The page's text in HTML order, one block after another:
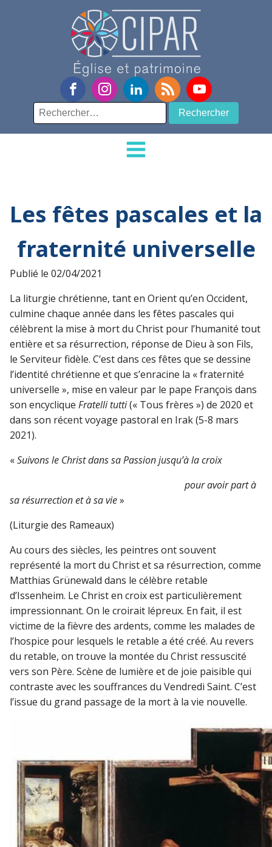
Rechercher :
Les fêtes pascales et la
fraternité universelle
Publié le 02/04/2021
La liturgie chrétienne, tant en Orient qu’en Occident,
culmine chaque année dans les fêtes pascales qui
célèbrent la mise à mort du Christ pour l’humanité tout
entière et sa résurrection, réponse de Dieu à son Fils,
le Serviteur fidèle. C’est dans ces fêtes que se dessine
l’identité chrétienne et que s’enracine la « fraternité
universelle », mise en valeur par le pape François dans
son encyclique Fratelli tutti(« Tous frères ») de 2020 et
dans son récent voyage pastoral en Irak (5-8 mars
2021).
«Suivons le Christ dans sa Passion jusqu’à la croix
pour avoir part à
sa résurrection et à sa vie»
(Liturgie des Rameaux)
Au cours des siècles, les peintres ont souvent
représenté la mort du Christ et sa résurrection, comme
Matthias Grünewald dans le célèbre retable
d’Issenheim. Le Christ en croix est particulièrement
impressionnant. On le croirait lépreux. En fait, il est
victime de la fièvre des ardents, comme les malades de
l’hospice pour lesquels le retable a été créé. Au revers
du retable, on trouve la montée du Christ ressuscité
vers son Père. Scène de lumière et de joie paisible qui
contraste avec les souffrances du Vendredi Saint. C’est
l’issue du grand passage de la mort à la vie nouvelle.